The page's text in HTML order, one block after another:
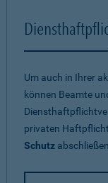
Um auch in Ihrer
können Beamte
privaten
Schutz